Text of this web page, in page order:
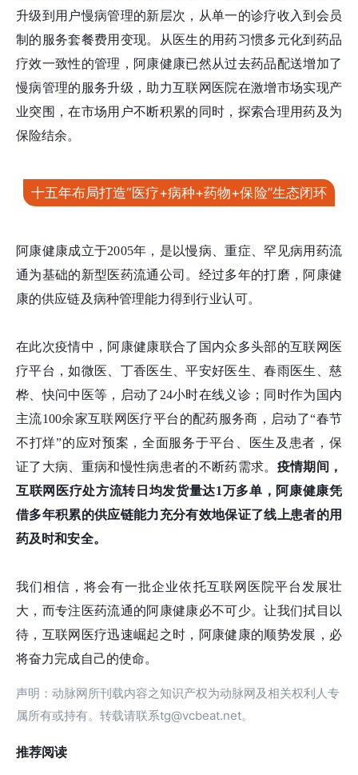
升级到用户慢病管理的新层次，从单一的诊疗收入到会员
制的服务套餐费用变现。从医生的用药习惯多元化到药品
疗效一致性的管理，阿康健康已然从过去药品配送增加了
慢病管理的服务升级，助力互联网医院在激增市场实现产
业突围，在市场用户不断积累的同时，探索合理用药及为
保险结余。
十五年布局打造“医疗+病种+药物+保险”生态闭环
阿康健康成立于2005年，是以慢病、重症、罕见病用药流
通为基础的新型医药流通公司。经过多年的打磨，阿康健
康的供应链及病种管理能力得到行业认可。
在此次疫情中，阿康健康联合了国内众多头部的互联网医
疗平台，如微医、丁香医生、平安好医生、春雨医生、慈
桦、快问中医等，启动了24小时在线义诊；同时作为国内
主流100余家互联网医疗平台的配药服务商，启动了“春节
不打烊”的应对预案，全面服务于平台、医生及患者，保
证了大病、重病和慢性病患者的不断药需求。 疫情期间，
互联网医疗处方流转日均发货量达1万多单， 阿康健康凭
借多年积累的供应链能力充分有效地保证了线上患者的用
药及时和安全。
我们相信，将会有一批企业依托互联网医院平台发展壮
大，而专注医药流通的阿康健康必不可少。让我们拭目以
待，互联网医疗迅速崛起之时，阿康健康的顺势发展，必
将奋力完成自己的使命。
声明：动脉网所刊载内容之知识产权为动脉网及相关权利人专
属所有或持有。转载请联系tg@vcbeat.net。
推荐阅读